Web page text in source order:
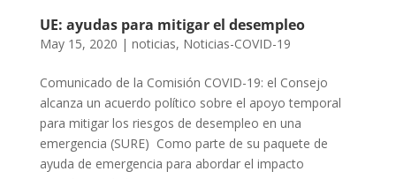
UE: ayudas para mitigar el desempleo
May 15, 2020 | noticias, Noticias-COVID-19
Comunicado de la Comisión COVID-19: el Consejo
alcanza un acuerdo político sobre el apoyo temporal
para mitigar los riesgos de desempleo en una
emergencia (SURE) Como parte de su paquete de
ayuda de emergencia para abordar el impacto